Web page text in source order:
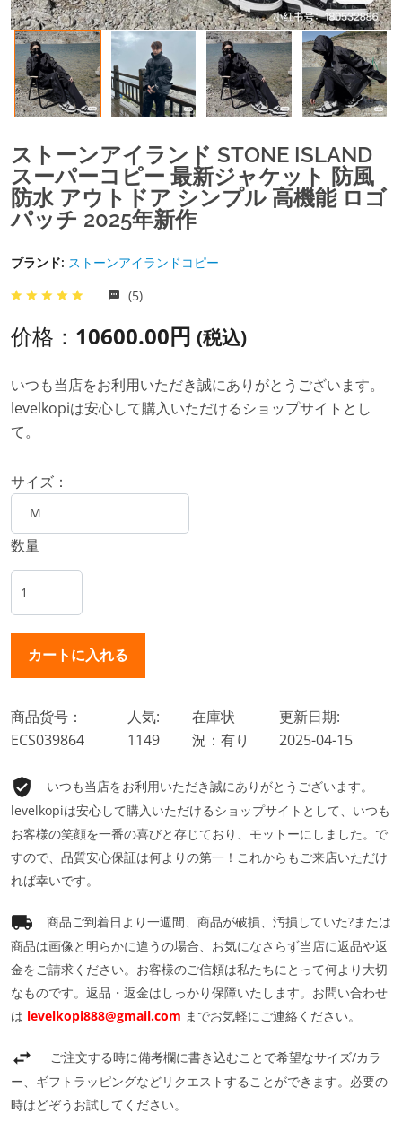
ストーンアイランド STONE ISLAND
スーパーコピー 最新ジャケット 防風
防水 アウトドア シンプル 高機能 ロゴ
パッチ 2025年新作
ブランド: ストーンアイランドコピー
(5)
价格： 10600.00円 (税込)
いつも当店をお利用いただき誠にありがとうございます。
levelkopiは安心して購入いただけるショップサイトとし
て。
サイズ：
数量
商品货号：
ECS039864
人気:
1149
在庫状
況：有り
更新日期:
2025-04-15
いつも当店をお利用いただき誠にありがとうございます。
levelkopiは安心して購入いただけるショップサイトとして、いつも
お客様の笑顔を一番の喜びと存じており、モットーにしました。で
すので、品質安心保証は何よりの第一！これからもご来店いただけ
れば幸いです。
商品ご到着日より一週間、商品が破損、汚損していた?または
商品は画像と明らかに違うの場合、お気になさらず当店に返品や返
金をご請求ください。お客様のご信頼は私たちにとって何より大切
なものです。返品・返金はしっかり保障いたします。お問い合わせ
は levelkopi888@gmail.com までお気軽にご連絡ください。
ご注文する時に備考欄に書き込むことで希望なサイズ/カラ
ー、ギフトラッピングなどリクエストすることができます。必要の
時はどぞうお試してください。